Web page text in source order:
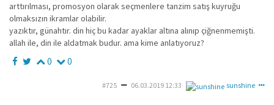
arttırılması, promosyon olarak seçmenlere tanzim satış kuyruğu
olmaksızın ikramlar olabilir.
yazıktır, günahtır. din hiç bu kadar ayaklar altına alınıp çiğnenmemişti.
allah ile, din ile aldatmak budur. ama kime anlatıyoruz?
0 0
#725 06.03.2019 12:33 sunshine